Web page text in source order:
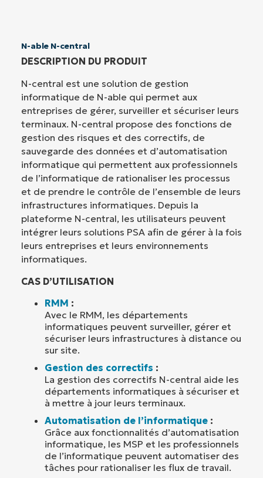
N-able N-central
DESCRIPTION DU PRODUIT
N-central est une solution de gestion
informatique de N-able qui permet aux
entreprises de gérer, surveiller et sécuriser leurs
terminaux. N-central propose des fonctions de
gestion des risques et des correctifs, de
sauvegarde des données et d’automatisation
informatique qui permettent aux professionnels
de l’informatique de rationaliser les processus
et de prendre le contrôle de l’ensemble de leurs
infrastructures informatiques. Depuis la
plateforme N-central, les utilisateurs peuvent
intégrer leurs solutions PSA afin de gérer à la fois
leurs entreprises et leurs environnements
informatiques.
CAS D’UTILISATION
RMM :
Avec le RMM, les départements
informatiques peuvent surveiller, gérer et
sécuriser leurs infrastructures à distance ou
sur site.
Gestion des correctifs :
La gestion des correctifs N-central aide les
départements informatiques à sécuriser et
à mettre à jour leurs terminaux.
Automatisation de l’informatique :
Grâce aux fonctionnalités d’automatisation
informatique, les MSP et les professionnels
de l’informatique peuvent automatiser des
tâches pour rationaliser les flux de travail.